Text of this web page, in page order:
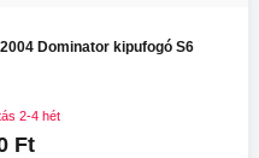
Dominator kipufogó S6
2-4 hét
Ft